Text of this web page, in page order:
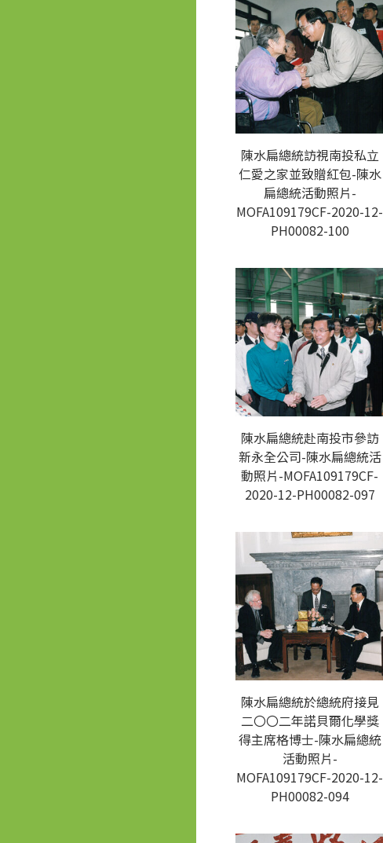
陳水扁總統訪視南投私立
仁愛之家並致贈紅包-陳水
扁總統活動照片-
MOFA109179CF-2020-12-
PH00082-100
陳水扁總統赴南投市參訪
新永全公司-陳水扁總統活
動照片-MOFA109179CF-
2020-12-PH00082-097
陳水扁總統於總統府接見
二〇〇二年諾貝爾化學獎
得主席格博士-陳水扁總統
活動照片-
MOFA109179CF-2020-12-
PH00082-094